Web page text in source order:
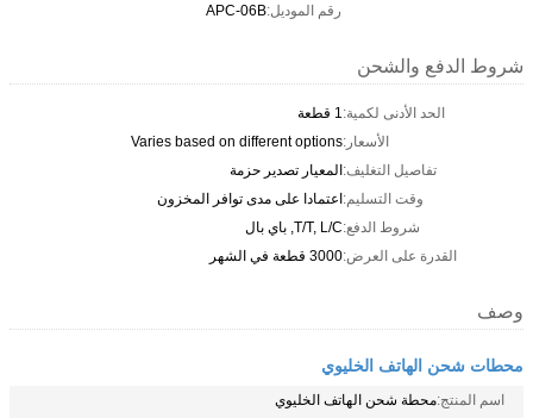
رقم الموديل:APC-06B
شروط الدفع والشحن
الحد الأدنى لكمية:1 قطعة
الأسعار:Varies based on different options
تفاصيل التغليف:المعيار تصدير حزمة
وقت التسليم:اعتمادا على مدى توافر المخزون
شروط الدفع:T/T, L/C, باي بال
القدرة على العرض:3000 قطعة في الشهر
وصف
محطات شحن الهاتف الخليوي
اسم المنتج:محطة شحن الهاتف الخليوي